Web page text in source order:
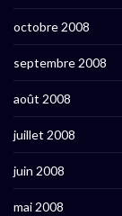
octobre 2008
septembre 2008
août 2008
juillet 2008
juin 2008
mai 2008